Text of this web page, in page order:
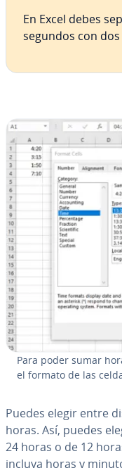
En Excel debes
segundos con
Para poder sumar
el formato de las
Puedes elegir entre
horas. Así, puedes
24 horas o de 12
incluya horas y